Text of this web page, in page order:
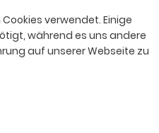
verwendet. Einige
während es uns andere
auf unserer Webseite zu